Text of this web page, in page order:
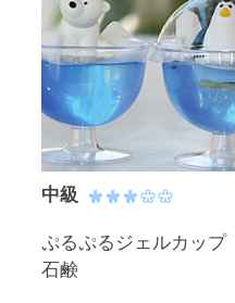
中級
ぷるぷるジェルカップ
石鹸